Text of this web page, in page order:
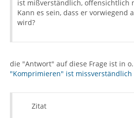
ist mißverständlich, offensichtlich
Kann es sein, dass er vorwiegend
wird?
die "Antwort" auf diese Frage ist in
"Komprimieren" ist missverständlich
Zitat